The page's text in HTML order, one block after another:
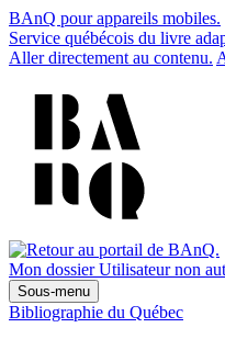
BAnQ pour appareils mobiles.
Service québécois du livre
Aller directement au contenu.
Mon dossier Utilisateur non
Sous-menu
Bibliographie du Québec